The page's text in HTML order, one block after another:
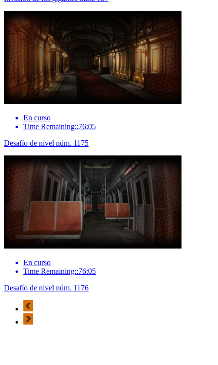
En curso
Time Remaining::76:05
Desafío de nivel núm. 1175
En curso
Time Remaining::76:05
Desafío de nivel núm. 1176